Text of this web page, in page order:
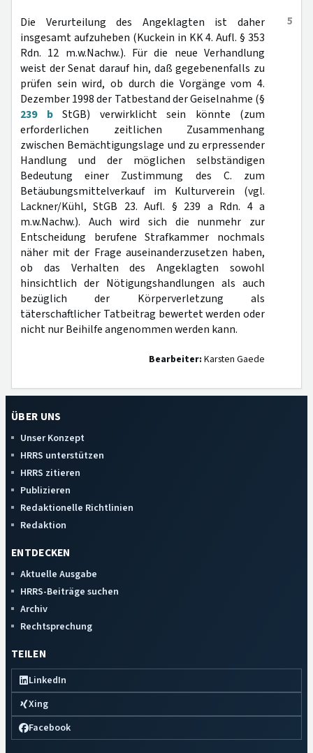
5
Die Verurteilung des Angeklagten ist daher
insgesamt aufzuheben (Kuckein in KK 4. Aufl. § 353
Rdn. 12 m.w.Nachw.). Für die neue Verhandlung
weist der Senat darauf hin, daß gegebenenfalls zu
prüfen sein wird, ob durch die Vorgänge vom 4.
Dezember 1998 der Tatbestand der Geiselnahme (§
239 bStGB) verwirklicht sein könnte (zum
erforderlichen zeitlichen Zusammenhang
zwischen Bemächtigungslage und zu erpressender
Handlung und der möglichen selbständigen
Bedeutung einer Zustimmung des C. zum
Betäubungsmittelverkauf im Kulturverein (vgl.
Lackner/Kühl, StGB 23. Aufl. § 239 a Rdn. 4 a
m.w.Nachw.). Auch wird sich die nunmehr zur
Entscheidung berufene Strafkammer nochmals
näher mit der Frage auseinanderzusetzen haben,
ob das Verhalten des Angeklagten sowohl
hinsichtlich der Nötigungshandlungen als auch
bezüglich der Körperverletzung als
täterschaftlicher Tatbeitrag bewertet werden oder
nicht nur Beihilfe angenommen werden kann.
Bearbeiter: Karsten Gaede
ÜBER UNS
Unser Konzept
HRRS unterstützen
HRRS zitieren
Publizieren
Redaktionelle Richtlinien
Redaktion
ENTDECKEN
Aktuelle Ausgabe
HRRS-Beiträge suchen
Archiv
Rechtsprechung
TEILEN
LinkedIn
Xing
Facebook